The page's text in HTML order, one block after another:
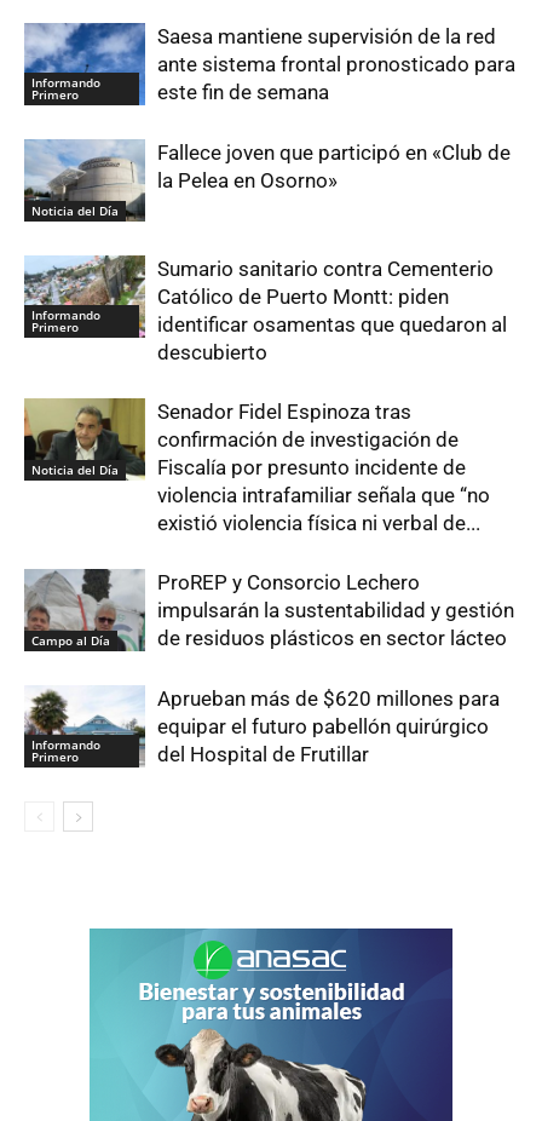
Informando
Primero
Saesa mantiene supervisión de la red
ante sistema frontal pronosticado para
este fin de semana
Noticia del Día
Fallece joven que participó en «Club de
la Pelea en Osorno»
Informando
Primero
Sumario sanitario contra Cementerio
Católico de Puerto Montt: piden
identificar osamentas que quedaron al
descubierto
Noticia del Día
Senador Fidel Espinoza tras
confirmación de investigación de
Fiscalía por presunto incidente de
violencia intrafamiliar señala que “no
existió violencia física ni verbal de...
Campo al Día
ProREP y Consorcio Lechero
impulsarán la sustentabilidad y gestión
de residuos plásticos en sector lácteo
Informando
Primero
Aprueban más de $620 millones para
equipar el futuro pabellón quirúrgico
del Hospital de Frutillar